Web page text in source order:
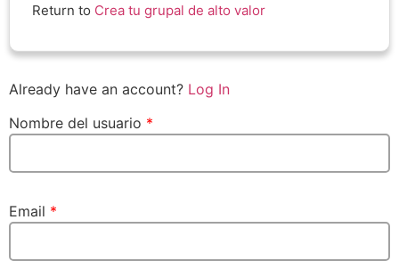
Return to Crea tu grupal de alto valor
Already have an account? Log In
Nombre del usuario *
Email *